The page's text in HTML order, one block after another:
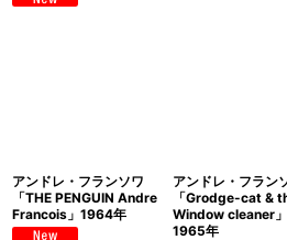
アンドレ・フランソワ
「THE PENGUIN Andre
Francois」1964年
アンドレ・フラン
「Grodge-cat &
Window cleaner」
1965年